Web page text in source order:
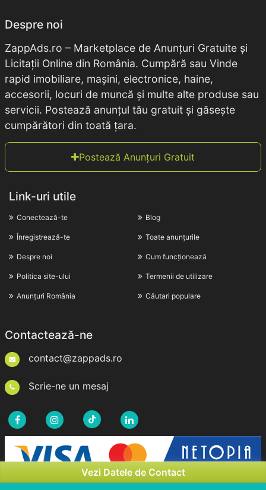
Vezi Datele de Contact
Despre noi
ZappAds.ro – Marketplace de Anunțuri Gratuite și
Licitații Online din România. Cumpără sau Vinde
rapid imobiliare, mașini, electronice, haine,
accesorii, locuri de muncă și multe alte produse sau
servicii. Postează anunțul tău gratuit și găsește
cumpărători din toată țara.
Postează Anunțuri Gratuit
Link-uri utile
Conectează-te
Înregistrează-te
Despre noi
Politica site-ului
Anunțuri România
Blog
Toate anunțurile
Cum funcționează
Termenii de utilizare
Căutari populare
Contactează-ne
contact@zappads.ro
Scrie-ne un mesaj